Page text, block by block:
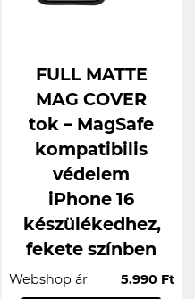
FULL MATTE
MAG COVER
tok – MagSafe
kompatibilis
védelem
iPhone 16
készülékedhez,
fekete színben
Webshop ár 5.990 Ft